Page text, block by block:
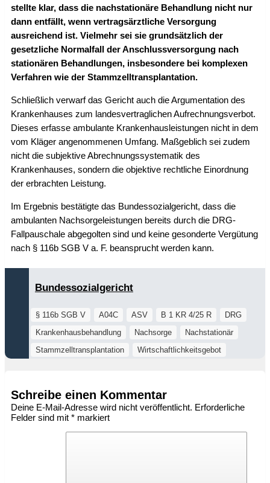
stellte klar, dass die nachstationäre Behandlung nicht nur
dann entfällt, wenn vertragsärztliche Versorgung
ausreichend ist. Vielmehr sei sie grundsätzlich der
gesetzliche Normalfall der Anschlussversorgung nach
stationären Behandlungen, insbesondere bei komplexen
Verfahren wie der Stammzelltransplantation.
Schließlich verwarf das Gericht auch die Argumentation des
Krankenhauses zum landesvertraglichen Aufrechnungsverbot.
Dieses erfasse ambulante Krankenhausleistungen nicht in dem
vom Kläger angenommenen Umfang. Maßgeblich sei zudem
nicht die subjektive Abrechnungssystematik des
Krankenhauses, sondern die objektive rechtliche Einordnung
der erbrachten Leistung.
Im Ergebnis bestätigte das Bundessozialgericht, dass die
ambulanten Nachsorgeleistungen bereits durch die DRG-
Fallpauschale abgegolten sind und keine gesonderte Vergütung
nach § 116b SGB V a. F. beansprucht werden kann.
Bundessozialgericht
§ 116b SGB V A04C ASV B 1 KR 4/25 R
DRG
Krankenhausbehandlung
Nachsorge
Nachstationär
Stammzelltransplantation
Wirtschaftlichkeitsgebot
Schreibe einen Kommentar
Deine E-Mail-Adresse wird nicht veröffentlicht. Erforderliche
Felder sind mit * markiert